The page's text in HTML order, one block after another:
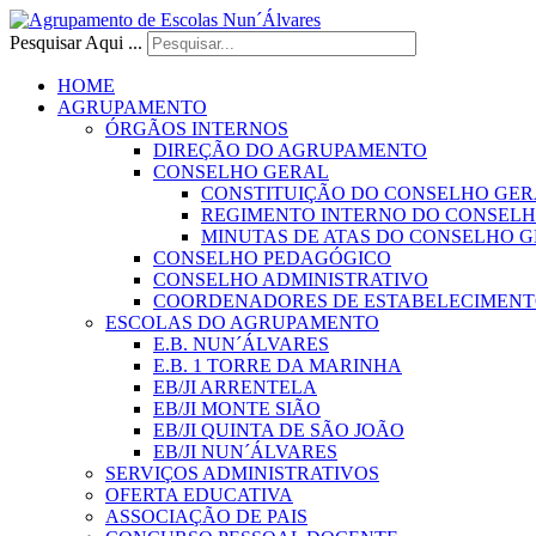
Pesquisar Aqui ...
HOME
AGRUPAMENTO
ÓRGÃOS INTERNOS
DIREÇÃO DO AGRUPAMENTO
CONSELHO GERAL
CONSTITUIÇÃO DO CONSELHO
REGIMENTO INTERNO DO
MINUTAS DE ATAS DO CONSELHO
CONSELHO PEDAGÓGICO
CONSELHO ADMINISTRATIVO
COORDENADORES DE
ESCOLAS DO AGRUPAMENTO
E.B. NUN´ÁLVARES
E.B. 1 TORRE DA MARINHA
EB/JI ARRENTELA
EB/JI MONTE SIÃO
EB/JI QUINTA DE SÃO JOÃO
EB/JI NUN´ÁLVARES
SERVIÇOS ADMINISTRATIVOS
OFERTA EDUCATIVA
ASSOCIAÇÃO DE PAIS